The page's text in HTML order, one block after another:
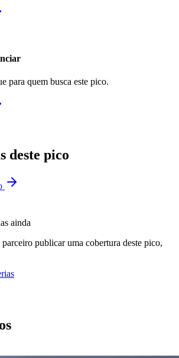
para quem busca este pico.
deste pico
ainda
publicar uma cobertura deste pico,